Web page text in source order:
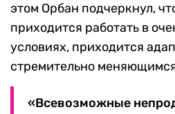
этом Орбан подчеркнул,
приходится работать в
условиях, приходится
стремительно
«Всевозможные